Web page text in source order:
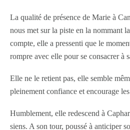
La qualité de présence de Marie à
nous met sur la piste en la nommant
compte, elle a pressenti que le
rompre avec elle pour se consacrer à
Elle ne le retient pas, elle semble
pleinement confiance et encourage
Humblement, elle redescend à
siens. A son tour, poussé à anticiper